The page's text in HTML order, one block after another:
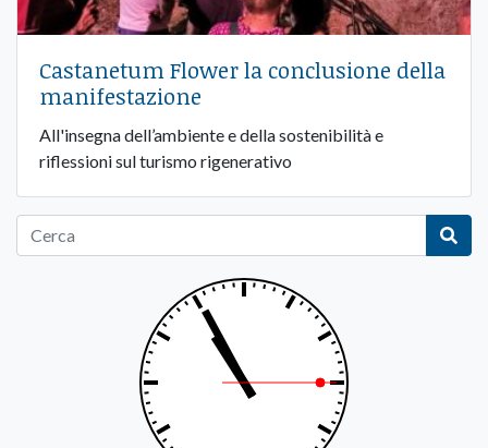
Castanetum Flower la conclusione della
manifestazione
All'insegna dell’ambiente e della sostenibilità e
riflessioni sul turismo rigenerativo